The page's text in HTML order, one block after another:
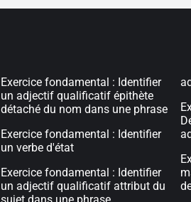
Exercice fondamental : Identifier
un adjectif qualificatif épithète
détaché du nom dans une phrase
Exercice fondamental : Identifier
un verbe d'état
Exercice fondamental : Identifier
un adjectif qualificatif attribut du